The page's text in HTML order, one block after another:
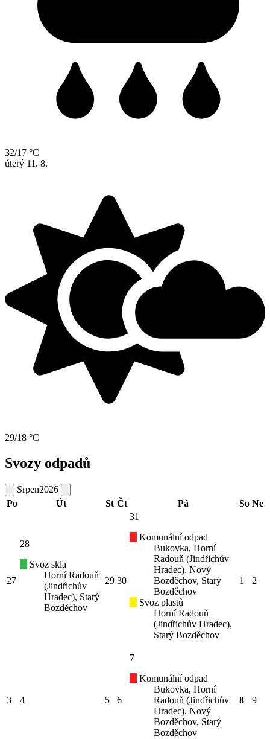
32/17 °C
úterý 11. 8.
29/18 °C
Svozy odpadů
Srpen2026
Po
Út St Čt Pá So Ne
27
28
Svoz skla
Horní Radouň
(Jindřichův
Hradec), Starý
Bozděchov
29 30
31
Komunální odpad
Bukovka, Horní
Radouň (Jindřichův
Hradec), Nový
Bozděchov, Starý
Bozděchov
Svoz plastů
Horní Radouň
(Jindřichův Hradec),
Starý Bozděchov
1 2
3 4 5 6
7
Komunální odpad
Bukovka, Horní
Radouň (Jindřichův
Hradec), Nový
Bozděchov, Starý
Bozděchov
8 9